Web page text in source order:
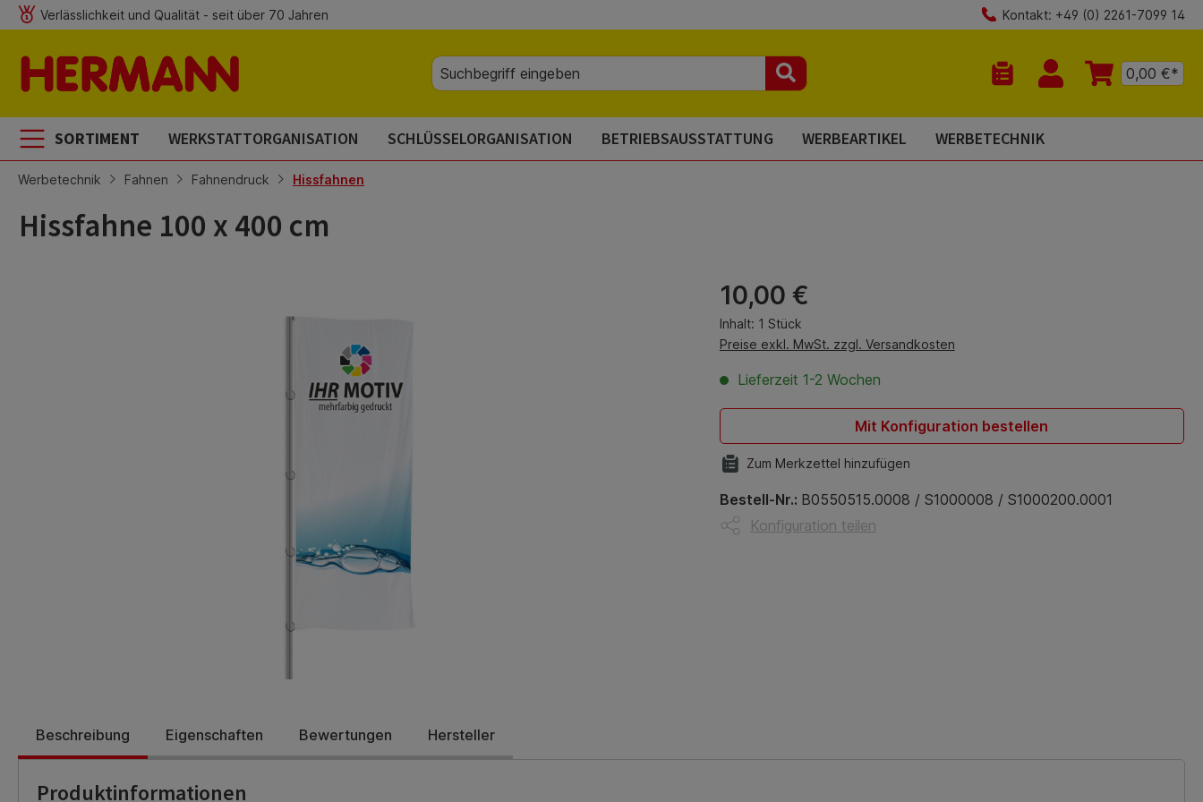
Hauptinhalt springen
Zur Suche springen
Zur Hauptnavigation springen
Verlässlichkeit und Qualität - seit über 70 Jahren Kontakt: +49 (0) 2261-7099 14
Du hast 0 Produkte auf dem
0,00 €*
SORTIMENT WERKSTATTORGANISATION SCHLÜSSELORGANISATION BETRIEBSAUSSTATTUNG WERBEARTIKEL WERBETECHNIK
Werbetechnik Fahnen Fahnendruck Hissfahnen
Hissfahne 100 x 400 cm
Regulärer Preis:
10,00 €
Inhalt: 1 Stück
Preise exkl. MwSt. zzgl. Versandkosten
Lieferzeit 1-2 Wochen
Mit Konfiguration bestellen
Zum Merkzettel hinzufügen
Bestell-Nr.: B0550515.0008 / S1000008 / S1000200.0001
Konfiguration teilen
Beschreibung Eigenschaften Bewertungen Hersteller
Produktinformationen